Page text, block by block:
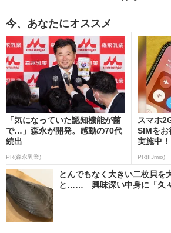
今、あなたにオススメ
「気になっていた認知機能が菌
で…」森永が開発。感動の70代
続出
PR(森永乳業)
スマホ
SIMをお
実施中！
PR(IIJmio)
とんでもなく大きい二枚貝
と…… 興味深い中身に「久